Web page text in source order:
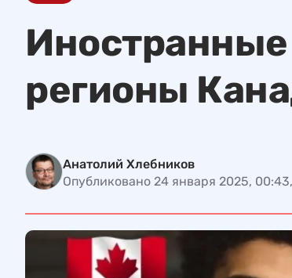
регионы
Анатолий Хлебников
Опубликовано 24 января 2025,